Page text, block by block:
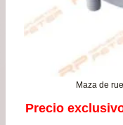
Maza de
Precio